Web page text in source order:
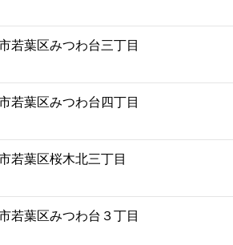
若葉区みつわ台三丁目
若葉区みつわ台四丁目
若葉区桜木北三丁目
若葉区みつわ台３丁目